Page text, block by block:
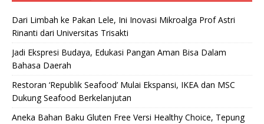
Dari Limbah ke Pakan Lele, Ini Inovasi Mikroalga Prof Astri
Rinanti dari Universitas Trisakti
Jadi Ekspresi Budaya, Edukasi Pangan Aman Bisa Dalam
Bahasa Daerah
Restoran ‘Republik Seafood’ Mulai Ekspansi, IKEA dan MSC
Dukung Seafood Berkelanjutan
Aneka Bahan Baku Gluten Free Versi Healthy Choice, Tepung